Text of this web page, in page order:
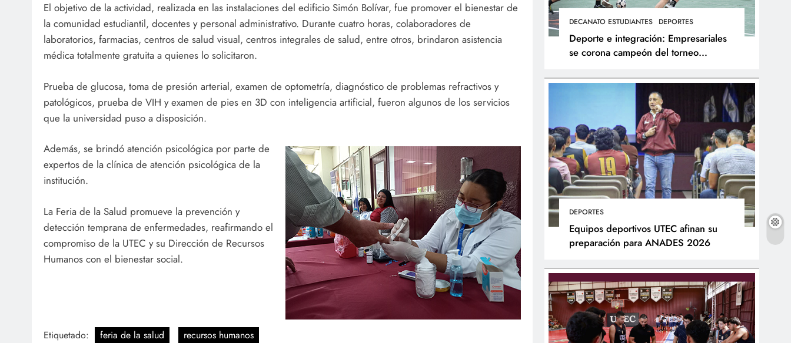
El objetivo de la actividad, realizada en las instalaciones del edificio Simón Bolívar, fue promover el bienestar de
la comunidad estudiantil, docentes y personal administrativo. Durante cuatro horas, colaboradores de
laboratorios, farmacias, centros de salud visual, centros integrales de salud, entre otros, brindaron asistencia
médica totalmente gratuita a quienes lo solicitaron.
Prueba de glucosa, toma de presión arterial, examen de optometría, diagnóstico de problemas refractivos y
patológicos, prueba de VIH y examen de pies en 3D con inteligencia artificial, fueron algunos de los servicios
que la universidad puso a disposición.
Además, se brindó atención psicológica por parte de
expertos de la clínica de atención psicológica de la
institución.
La Feria de la Salud promueve la prevención y
detección temprana de enfermedades, reafirmando el
compromiso de la UTEC y su Dirección de Recursos
Humanos con el bienestar social.
Etiquetado: feria de la salud recursos humanos
DECANATO ESTUDIANTES DEPORTES
Deporte e integración: Empresariales
se corona campeón del torneo
DEPORTES
Equipos deportivos UTEC afinan su
preparación para ANADES 2026